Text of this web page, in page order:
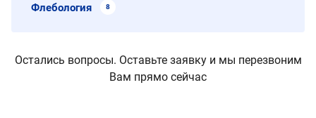
Флебология 8
Остались вопросы. Оставьте заявку и мы перезвоним
Вам прямо сейчас